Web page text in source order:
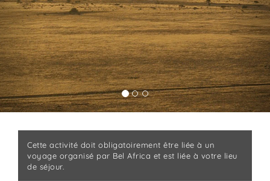
Cette activité doit obligatoirement être liée à un
voyage organisé par Bel Africa et est liée à votre lieu
de séjour.